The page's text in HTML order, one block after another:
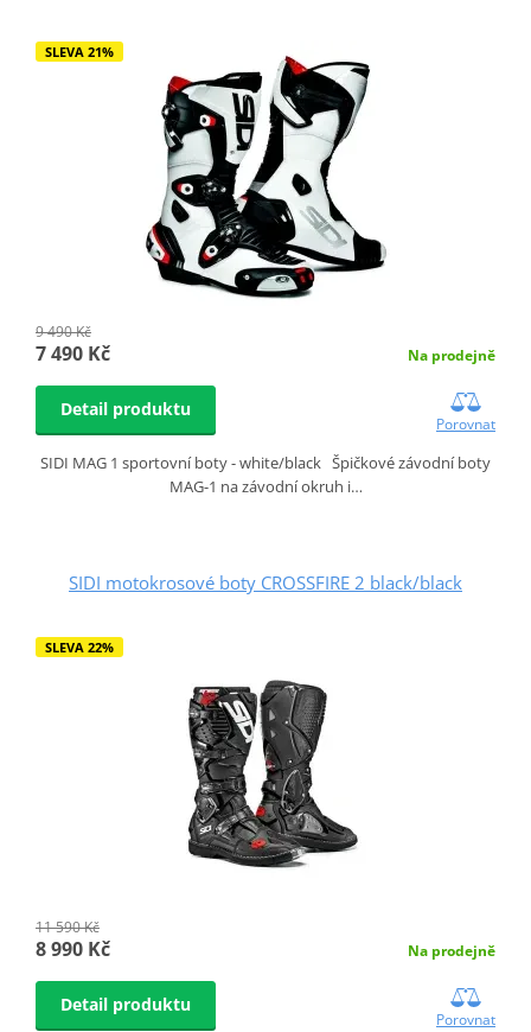
SLEVA 21%
9 490 Kč
7 490 Kč Na prodejně
Detail produktu
Porovnat
SIDI MAG 1 sportovní boty - white/black Špičkové závodní boty
MAG-1 na závodní okruh i…
SIDI motokrosové boty CROSSFIRE 2 black/black
SLEVA 22%
11 590 Kč
8 990 Kč Na prodejně
Detail produktu
Porovnat